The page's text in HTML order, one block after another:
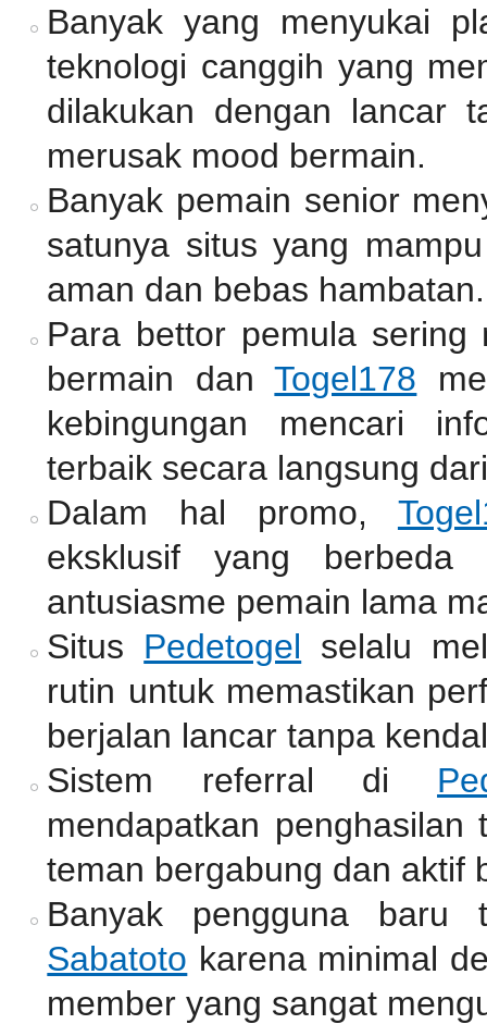
Banyak yang menyukai
teknologi canggih yang
dilakukan dengan lancar
merusak mood bermain.
Banyak pemain senior
satunya situs yang
aman dan bebas hambatan.
Para bettor pemula sering
bermain danTogel178
kebingungan mencari
terbaik secara langsung
Dalam hal promo,
eksklusif yang berbeda
antusiasme pemain lama
Situs Pedetogel selalu
rutin untuk memastikan
berjalan lancar tanpa
Sistem referral di
mendapatkan
teman bergabung dan aktif
Banyak pengguna baru
Sabatoto karena minimal
member yang sangat